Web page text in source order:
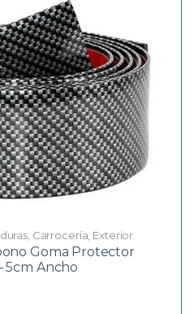
, Carrocería Exterior
Goma Protector
5cm Ancho